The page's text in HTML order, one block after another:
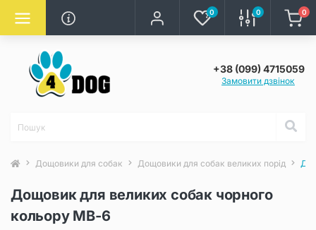
0 0 0
+38 (099) 4715059
Замовити дзвінок
Дощовики для собак Дощовики для собак великих порід
Дощовик для великих собак чорного
кольору MB-6